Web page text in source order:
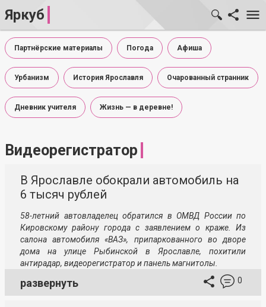
Яркуб
Партнёрские материалы Погода Афиша
Урбанизм История Ярославля Очарованный странник
Дневник учителя Жизнь — в деревне!
Видеорегистратор
В Ярославле обокрали автомобиль на
6 тысяч рублей
58-летний автовладелец обратился в ОМВД России по
Кировскому району города с заявлением о краже. Из
салона автомобиля «ВАЗ», припаркованного во дворе
дома на улице Рыбинской в Ярославле, похитили
антирадар, видеорегистратор и панель магнитолы.
развернуть 0